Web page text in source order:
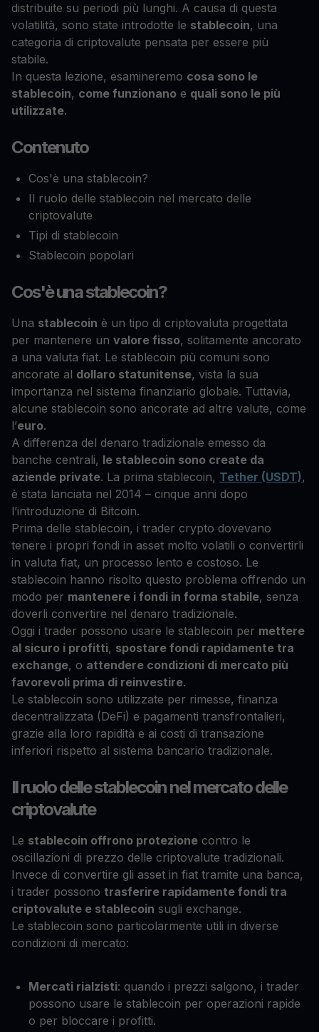
distribuite su periodi più lunghi. A causa di questa
volatilità, sono state introdotte le stablecoin, una
categoria di criptovalute pensata per essere più
stabile.
In questa lezione, esamineremo cosa sono le
stablecoin, come funzionano e quali sono le più
utilizzate.
Contenuto
Cos'è una stablecoin?
Il ruolo delle stablecoin nel mercato delle
criptovalute
Tipi di stablecoin
Stablecoin popolari
Cos'è una stablecoin?
Una stablecoin è un tipo di criptovaluta progettata
per mantenere un valore fisso, solitamente ancorato
a una valuta fiat. Le stablecoin più comuni sono
ancorate al dollaro statunitense, vista la sua
importanza nel sistema finanziario globale. Tuttavia,
alcune stablecoin sono ancorate ad altre valute, come
l’euro.
A differenza del denaro tradizionale emesso da
banche centrali, le stablecoin sono create da
aziende private. La prima stablecoin, Tether (USDT),
è stata lanciata nel 2014 – cinque anni dopo
l’introduzione di Bitcoin.
Prima delle stablecoin, i trader crypto dovevano
tenere i propri fondi in asset molto volatili o convertirli
in valuta fiat, un processo lento e costoso. Le
stablecoin hanno risolto questo problema offrendo un
modo per mantenere i fondi in forma stabile, senza
doverli convertire nel denaro tradizionale.
Oggi i trader possono usare le stablecoin per mettere
al sicuro i profitti, spostare fondi rapidamente tra
exchange, o attendere condizioni di mercato più
favorevoli prima di reinvestire.
Le stablecoin sono utilizzate per rimesse, finanza
decentralizzata (DeFi) e pagamenti transfrontalieri,
grazie alla loro rapidità e ai costi di transazione
inferiori rispetto al sistema bancario tradizionale.
Il ruolo delle stablecoin nel mercato delle
criptovalute
Le stablecoin offrono protezione contro le
oscillazioni di prezzo delle criptovalute tradizionali.
Invece di convertire gli asset in fiat tramite una banca,
i trader possono trasferire rapidamente fondi tra
criptovalute e stablecoin sugli exchange.
Le stablecoin sono particolarmente utili in diverse
condizioni di mercato:
Mercati rialzisti: quando i prezzi salgono, i trader
possono usare le stablecoin per operazioni rapide
o per bloccare i profitti.